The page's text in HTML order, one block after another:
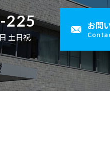
225
土日祝
お問